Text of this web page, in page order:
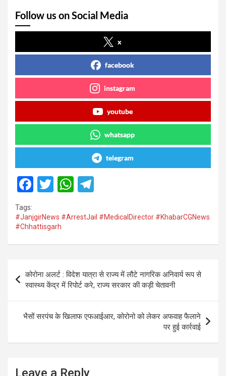
Follow us on Social Media
x
facebook
instagram
youtube
whatsapp
telegram
F
ce
b
o
o
k
T
tt
er
W
at
A
p
e
a
m
Tags:
#JanjgirNews #ArrestJail #MedicalDirector #KhabarCGNews
#Chhattisgarh
Post
navigation
कोरोना अलर्ट : विदेश यात्रा से राज्य में लौटे नागरिक अनिवार्य रूप से
स्वास्थ्य केंद्र में रिपोर्ट करे, राज्य सरकार की कड़ी चेतावनी
भैसों सरपंच के खिलाफ एफआईआर, कोरोनो को लेकर अफवाह फैलाने
पर हुई कार्रवाई
Leave a Reply